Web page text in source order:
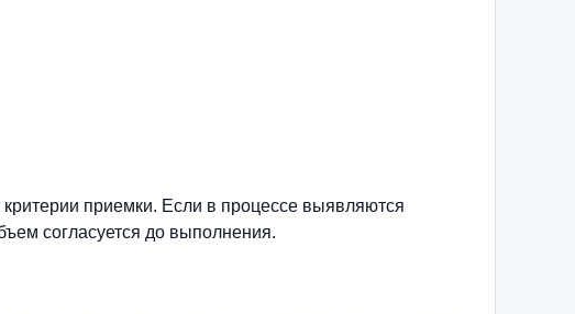
приемки. Если в процессе выявляются
согласуется до выполнения.